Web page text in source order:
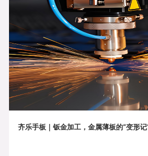
齐乐手板｜钣金加工，金属薄板的“变形记